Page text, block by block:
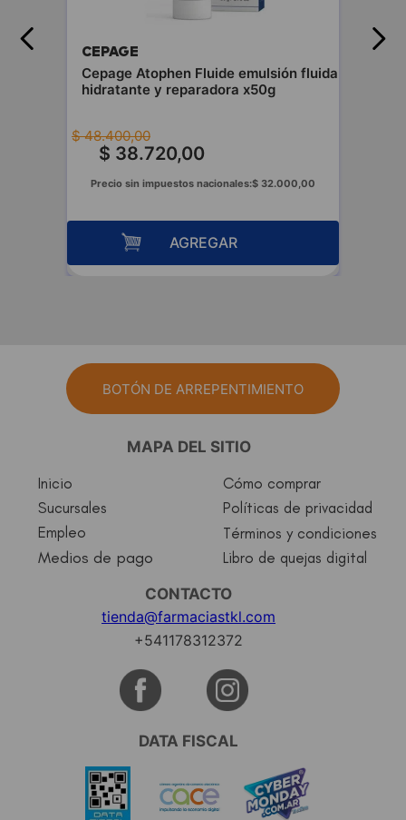
CEPAGE
Cepage Atophen Fluide emulsión fluida
hidratante y reparadora x50g
$ 48.400,00
$ 38.720,00
Precio sin impuestos nacionales:$ 32.000,00
AGREGAR
BOTÓN DE ARREPENTIMIENTO
MAPA DEL SITIO
Inicio
Sucursales
Empleo
Medios de pago
Cómo comprar
Políticas de privacidad
Términos y condiciones
Libro de quejas digital
CONTACTO
tienda@farmaciastkl.com
+541178312372
DATA FISCAL